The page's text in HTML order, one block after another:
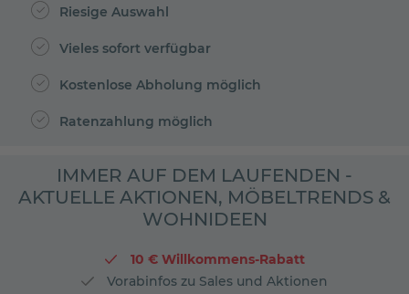
Riesige Auswahl
Vieles sofort verfügbar
Kostenlose Abholung möglich
Ratenzahlung möglich
IMMER AUF DEM LAUFENDEN -
AKTUELLE AKTIONEN, MÖBELTRENDS &
WOHNIDEEN
10 € Willkommens-Rabatt
Vorabinfos zu Sales und Aktionen